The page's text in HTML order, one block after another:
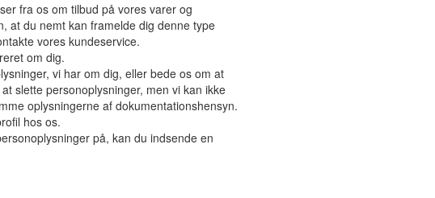
fra os om tilbud på vores varer og
at du nemt kan framelde dig denne type
vores kundeservice.
om dig.
vi har om dig, eller bede os om at
slette personoplysninger, men vi kan ikke
oplysningerne af dokumentationshensyn.
hos os.
på, kan du indsende en